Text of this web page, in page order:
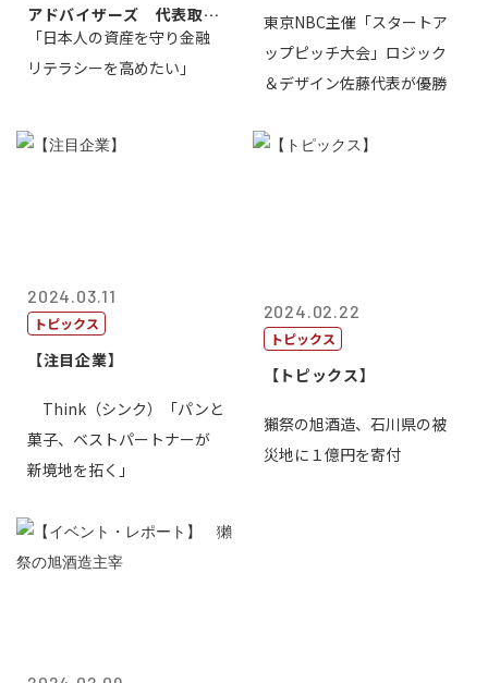
アドバイザーズ 代表取締
役会長 篠田...
「日本人の資産を守り金融
リテラシーを高めたい」
東京NBC主催「スタートア
ップピッチ大会」ロジック
＆デザイン佐藤代表が優勝
2024.03.11
トピックス
【注目企業】
Think（シンク）「パンと
菓子、ベストパートナーが
新境地を拓く」
2024.02.22
トピックス
【トピックス】
獺祭の旭酒造、石川県の被
災地に１億円を寄付